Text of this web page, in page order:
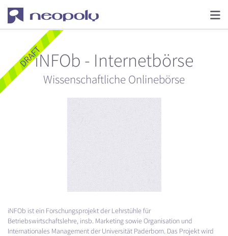
iNFOb - Internetbörse
Wissenschaftliche Onlinebörse
iNFOb ist ein Forschungsprojekt der Lehrstühle für
Betriebswirtschaftslehre, insb. Marketing sowie Organisation und
Internationales Management der Universität Paderborn. Das Projekt wird